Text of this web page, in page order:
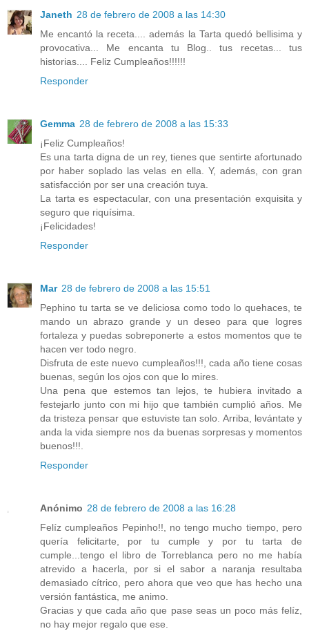
Janeth 28 de febrero de 2008 a las 14:30
Me encantó la receta.... además la Tarta quedó bellisima y
provocativa... Me encanta tu Blog.. tus recetas... tus
historias.... Feliz Cumpleaños!!!!!!
Responder
Gemma 28 de febrero de 2008 a las 15:33
¡Feliz Cumpleaños!
Es una tarta digna de un rey, tienes que sentirte afortunado
por haber soplado las velas en ella. Y, además, con gran
satisfacción por ser una creación tuya.
La tarta es espectacular, con una presentación exquisita y
seguro que riquísima.
¡Felicidades!
Responder
Mar 28 de febrero de 2008 a las 15:51
Pephino tu tarta se ve deliciosa como todo lo quehaces, te
mando un abrazo grande y un deseo para que logres
fortaleza y puedas sobreponerte a estos momentos que te
hacen ver todo negro.
Disfruta de este nuevo cumpleaños!!!, cada año tiene cosas
buenas, según los ojos con que lo mires.
Una pena que estemos tan lejos, te hubiera invitado a
festejarlo junto con mi hijo que también cumplió años. Me
da tristeza pensar que estuviste tan solo. Arriba, levántate y
anda la vida siempre nos da buenas sorpresas y momentos
buenos!!!.
Responder
Anónimo 28 de febrero de 2008 a las 16:28
Felíz cumpleaños Pepinho!!, no tengo mucho tiempo, pero
quería felicitarte, por tu cumple y por tu tarta de
cumple...tengo el libro de Torreblanca pero no me había
atrevido a hacerla, por si el sabor a naranja resultaba
demasiado cítrico, pero ahora que veo que has hecho una
versión fantástica, me animo.
Gracias y que cada año que pase seas un poco más felíz,
no hay mejor regalo que ese.